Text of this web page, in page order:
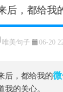
后，都给我
唯美句子 06-20
后，都给我的
的关心。